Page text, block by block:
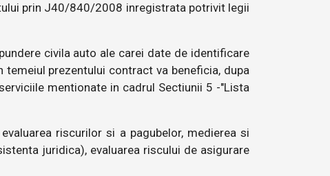
prin J40/840/2008 inregistrata potrivit legii
civila auto ale carei date de identificare
prezentului contract va beneficia, dupa
mentionate in cadrul Sectiunii 5 -"Lista
riscurilor si a pagubelor, medierea si
juridica), evaluarea riscului de asigurare